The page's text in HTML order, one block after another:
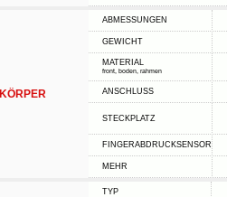
KÖRPER
ABMESSUNGEN
GEWICHT
MATERIAL
front, boden, rahmen
ANSCHLUSS
STECKPLATZ
FINGERABDRUCKSENSOR
MEHR
TYP